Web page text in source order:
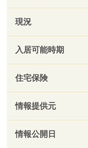
現況
入居可能時期
住宅保険
情報提供元
情報公開日